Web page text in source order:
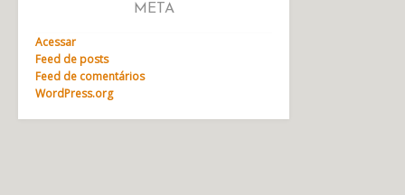
META
Acessar
Feed de posts
Feed de comentários
WordPress.org